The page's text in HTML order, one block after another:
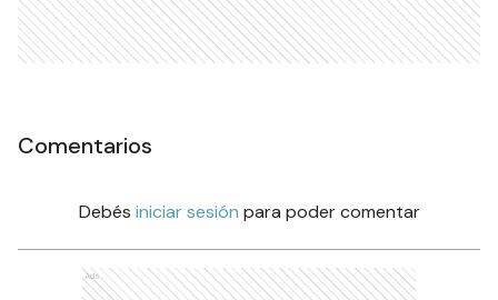
Comentarios
Debés iniciar sesión para poder comentar
Ads